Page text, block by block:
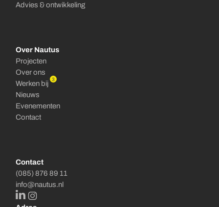
Advies & ontwikkeling
Over Nautus
Projecten
Over ons
Werken bij
3
Nieuws
Evenementen
Contact
Contact
(085) 876 89 11
info@nautus.nl
LinkedInInstagram